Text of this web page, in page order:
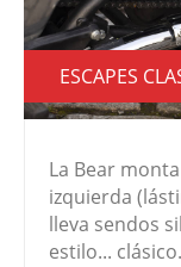
ESCAPES
La Bear
izquierda
lleva sendos
estilo... clásico.